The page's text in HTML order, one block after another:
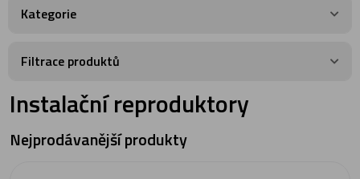
Kategorie
Filtrace produktů
Instalační reproduktory
Nejprodávanější produkty